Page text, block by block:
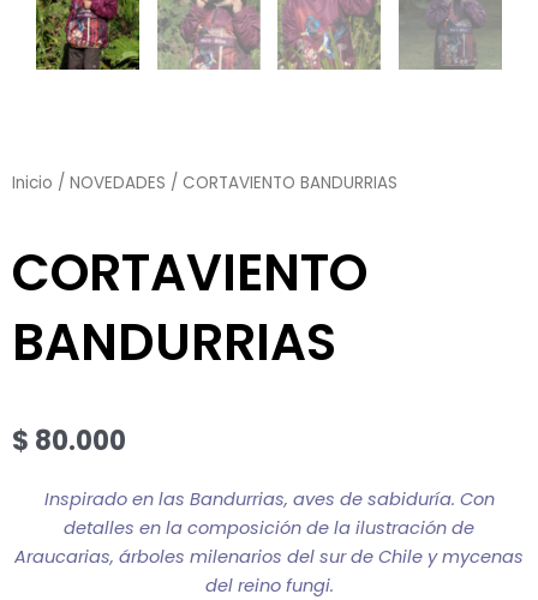
Inicio / NOVEDADES / CORTAVIENTO BANDURRIAS
CORTAVIENTO
BANDURRIAS
$ 80.000
Inspirado en las Bandurrias, aves de sabiduría. Con
detalles en la composición de la ilustración de
Araucarias, árboles milenarios del sur de Chile y mycenas
del reino fungi.